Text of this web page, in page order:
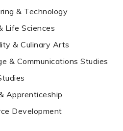
& Technology
Life Sciences
& Culinary Arts
& Communications Studies
Apprenticeship
Development